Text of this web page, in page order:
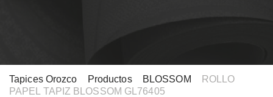
Tapices Orozco Productos> BLOSSOM
ROLLO
PAPEL TAPIZ BLOSSOM GL76405